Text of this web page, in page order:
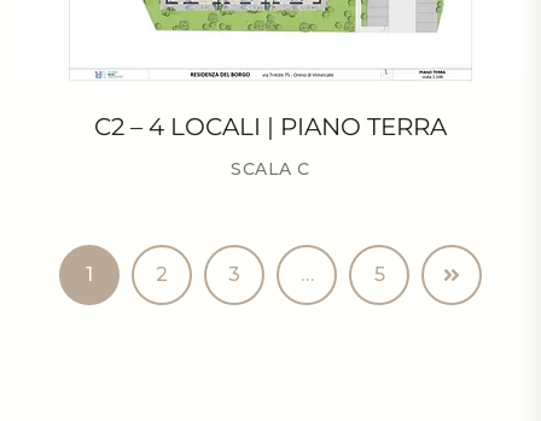
C2 – 4 LOCALI | PIANO TERRA
SCALA C
1 2 3 … 5